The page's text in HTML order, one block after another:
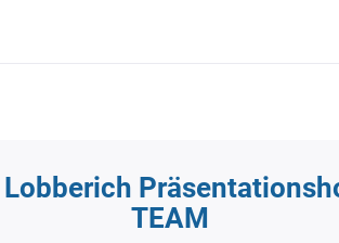
Lobberich
TEAM